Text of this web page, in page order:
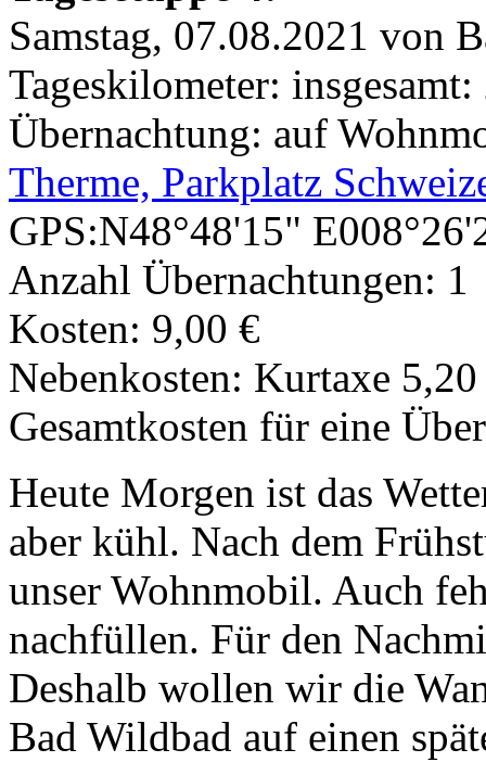
Samstag, 07.08.2021 von
Tageskilometer:
Übernachtung: auf
Therme, Parkplatz
GPS:N48°48'15"
Anzahl Übernachtungen: 1
Kosten: 9,00 €
Nebenkosten: Kurtaxe
Gesamtkosten für eine
Heute Morgen ist das
aber kühl. Nach dem
unser Wohnmobil. Auch
nachfüllen. Für den
Deshalb wollen wir die
Bad Wildbad auf einen